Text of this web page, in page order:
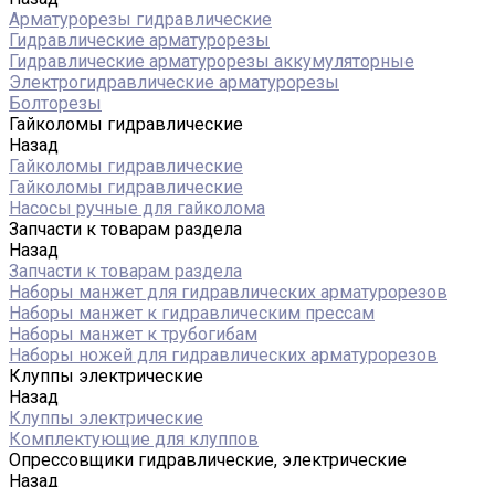
Арматурорезы гидравлические
Гидравлические арматурорезы
Гидравлические арматурорезы аккумуляторные
Электрогидравлические арматурорезы
Болторезы
Гайколомы гидравлические
Назад
Гайколомы гидравлические
Гайколомы гидравлические
Насосы ручные для гайколома
Запчасти к товарам раздела
Назад
Запчасти к товарам раздела
Наборы манжет для гидравлических арматурорезов
Наборы манжет к гидравлическим прессам
Наборы манжет к трубогибам
Наборы ножей для гидравлических арматурорезов
Клуппы электрические
Назад
Клуппы электрические
Комплектующие для клуппов
Опрессовщики гидравлические, электрические
Назад